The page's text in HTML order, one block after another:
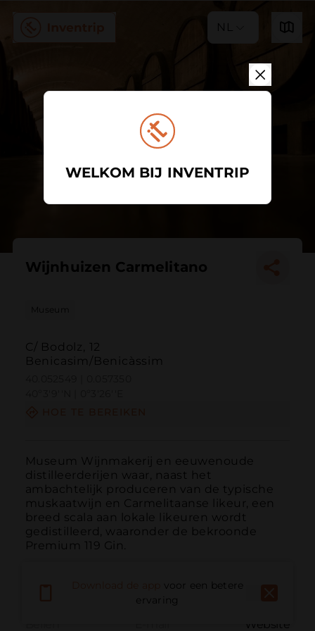
NL
Wijnhuizen Carmelitano
Museum
C/ Bodolz, 12
Benicasim/Benicàssim
Museum Wijnmakerij en eeuwenoude
distilleerderijen waar, naast het
ambachtelijk produceren van de typische
muskaatwijn en Carmelitaanse likeur, een
breed scala aan lokale likeuren wordt
gedistilleerd, waaronder de bekroonde
Premium 119 Gin.
Website
voor een betere
ervaring
WELKOM BIJ INVENTRIP